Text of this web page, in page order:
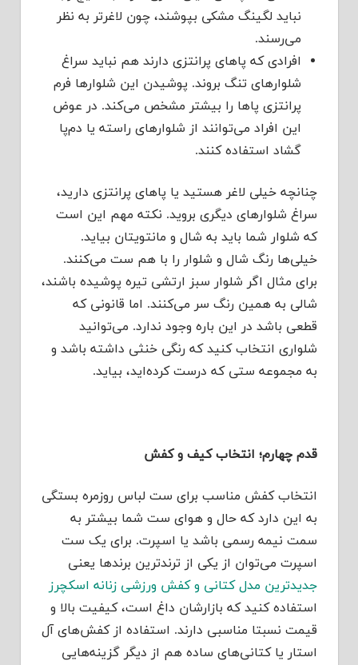
نباید لگینگ مشکی بپوشند، چون لاغرتر به نظر
می‌رسند.
افرادی که پاهای پرانتزی دارند هم نباید سراغ
شلوارهای تنگ بروند. پوشیدن این شلوارها فرم
پرانتزی پاها را بیشتر مشخص می‌کند. در عوض
این افراد می‌توانند از شلوارهای راسته یا دم‌پا
گشاد استفاده کنند.
چنانچه خیلی لاغر هستید یا پاهای پرانتزی دارید،
سراغ شلوارهای دیگری بروید. نکته مهم این است
که شلوار شما باید به شال و مانتویتان بیاید.
خیلی‌ها رنگ شال و شلوار را با هم ست می‌کنند.
برای مثال اگر شلوار سبز ارتشی تیره پوشیده باشند،
شالی به همین رنگ سر می‌کنند. اما قانونی که
قطعی باشد در این باره وجود ندارد. می‌توانید
شلواری انتخاب کنید که رنگی خنثی داشته باشد و
به مجموعه ستی که درست کرده‌اید، بیاید.
قدم چهارم؛ انتخاب کیف و کفش
انتخاب کفش مناسب برای ست لباس روزمره بستگی
به این دارد که حال و هوای ست شما بیشتر به
سمت نیمه رسمی باشد یا اسپرت. برای یک ست
اسپرت می‌توان از یکی از ترندترین برندها یعنی
جدیدترین مدل کتانی و کفش ورزشی زنانه اسکچرز
استفاده کنید که بازارشان داغ است، کیفیت بالا و
قیمت نسبتا مناسبی دارند. استفاده از کفش‌های آل
استار یا کتانی‌های ساده هم از دیگر گزینه‌هایی